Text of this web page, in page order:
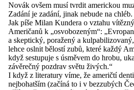
Novák ovšem musí tvrdit americkou
Zadání je zadání, jinak nebude na chléb.
Jak píše Milan Kundera o vztahu
Američanů k „osvobozeným“:
a skeptický, poražený a
lehce oslnit bělostí zubů, které každý
když sestupuje s úsměvem do hrobu,
závěrečný pozdrav světu živých.“
I když z literatury víme, že američtí
nejbohatším (začíná to i v bezzubých